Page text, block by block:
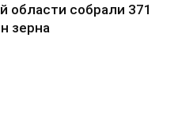
области собрали 371
зерна